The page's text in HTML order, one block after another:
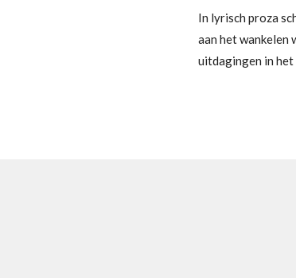
In lyrisch proza
aan het wankelen
uitdagingen in het